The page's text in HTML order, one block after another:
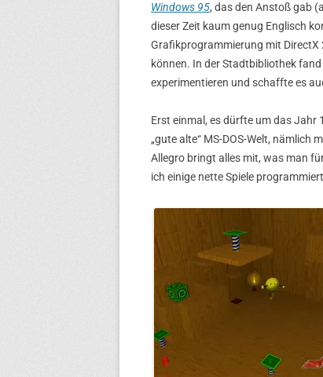
Windows 95, das den Anstoß gab
dieser Zeit kaum genug Englisch
Grafikprogrammierung mit DirectX
können. In der Stadtbibliothek
experimentieren und schaffte es
Erst einmal, es dürfte um das Jahr
„gute alte“ MS-DOS-Welt, nämlich
Allegro bringt alles mit, was man
ich einige nette Spiele